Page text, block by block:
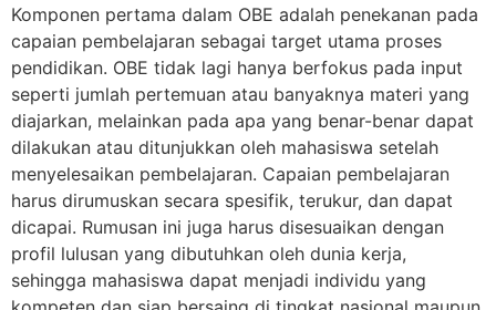
Komponen pertama dalam OBE adalah penekanan pada
capaian pembelajaran sebagai target utama proses
pendidikan. OBE tidak lagi hanya berfokus pada input
seperti jumlah pertemuan atau banyaknya materi yang
diajarkan, melainkan pada apa yang benar-benar dapat
dilakukan atau ditunjukkan oleh mahasiswa setelah
menyelesaikan pembelajaran. Capaian pembelajaran
harus dirumuskan secara spesifik, terukur, dan dapat
dicapai. Rumusan ini juga harus disesuaikan dengan
profil lulusan yang dibutuhkan oleh dunia kerja,
sehingga mahasiswa dapat menjadi individu yang